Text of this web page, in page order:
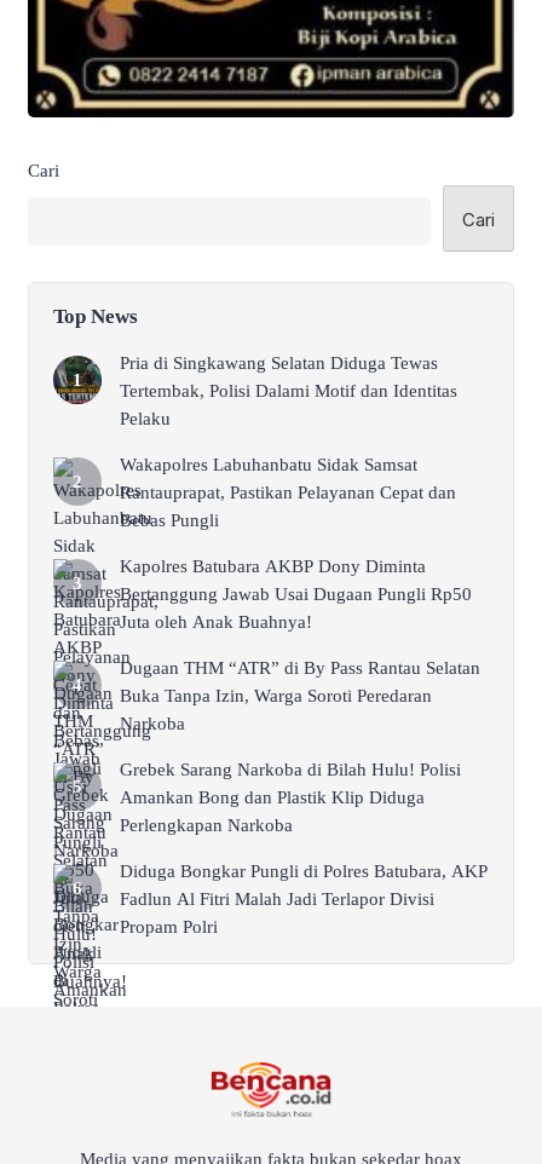
Cari
Cari
Top News
Pria di Singkawang Selatan Diduga Tewas
Tertembak, Polisi Dalami Motif dan Identitas
Pelaku
Wakapolres Labuhanbatu Sidak Samsat
Rantauprapat, Pastikan Pelayanan Cepat dan
Bebas Pungli
Kapolres Batubara AKBP Dony Diminta
Bertanggung Jawab Usai Dugaan Pungli Rp50
Juta oleh Anak Buahnya!
Dugaan THM “ATR” di By Pass Rantau Selatan
Buka Tanpa Izin, Warga Soroti Peredaran
Narkoba
Grebek Sarang Narkoba di Bilah Hulu! Polisi
Amankan Bong dan Plastik Klip Diduga
Perlengkapan Narkoba
Diduga Bongkar Pungli di Polres Batubara, AKP
Fadlun Al Fitri Malah Jadi Terlapor Divisi
Propam Polri
Media yang menyajikan fakta bukan sekedar hoax